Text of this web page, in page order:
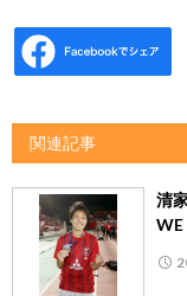
関連記事
清
WE